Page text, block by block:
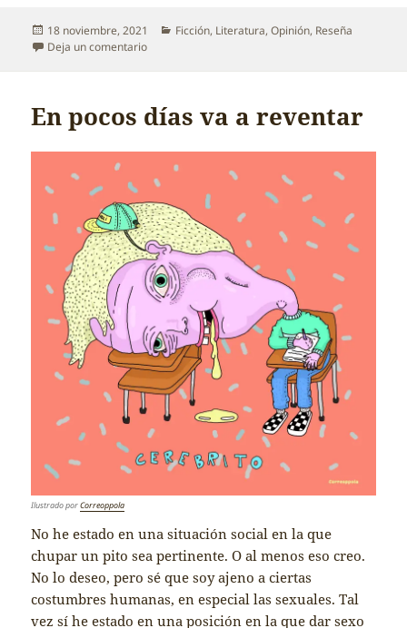
Publicado
el
18 noviembre, 2021 Categorías
Ficción, Literatura,Opinión, Reseña
Deja un comentarioen Retrato de la incomodidad – Reseña por Juan
En pocos días va a reventar
Ilustrado porCorreoppola
No he estado en una situación social en la que
chupar un pito sea pertinente. O al menos eso creo.
No lo deseo, pero sé que soy ajeno a ciertas
costumbres humanas, en especial las sexuales. Tal
vez sí he estado en una posición en la que dar sexo